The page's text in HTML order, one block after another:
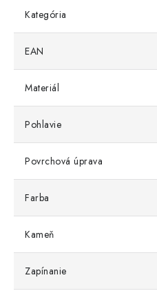
Kategória
EAN
Materiál
Pohlavie
Povrchová úprava
Farba
Kameň
Zapínanie